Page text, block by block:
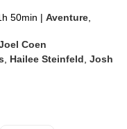
50min | Aventure
Coen
Hailee Steinfeld ,Josh